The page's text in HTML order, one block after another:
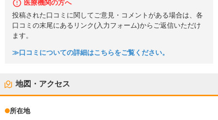
医療機関の方へ
投稿された口コミに関してご意見・コメントがある場合は、各
口コミの末尾にあるリンク(入力フォーム)からご返信いただけ
ます。
≫口コミについての詳細はこちらをご覧ください。
地図・アクセス
所在地